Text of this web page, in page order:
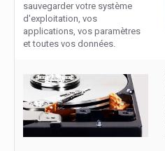
sauvegarder votre système
d'exploitation, vos
applications, vos paramètres
et toutes vos données.